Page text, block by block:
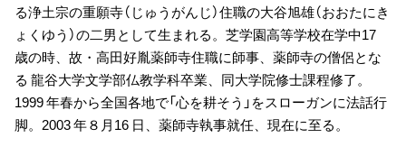
る浄土宗の重願寺（じゅうがんじ）住職の大谷旭雄（おおたにき
ょくゆう）の二男として生まれる。芝学園高等学校在学中17
歳の時、故・高田好胤薬師寺住職に師事、薬師寺の僧侶とな
る 龍谷大学文学部仏教学科卒業、同大学院修士課程修了。
1999 年春から全国各地で「心を耕そう」をスローガンに法話行
脚。2003 年８月16 日、薬師寺執事就任、現在に至る。